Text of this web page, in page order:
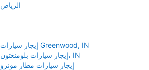
الرياض
إيجار سيارات Greenwood, IN
إيجار سيارات بلومنغتون، IN
إيجار سيارات مطار مونرو